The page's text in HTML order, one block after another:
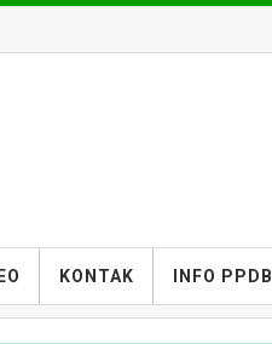
KONTAK INFO PPDB